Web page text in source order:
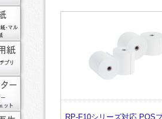
RP-F10シリーズ対応 POS